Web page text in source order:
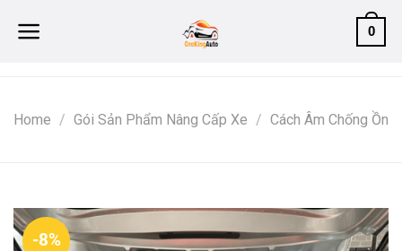
0
Home / Gói Sản Phẩm Nâng Cấp Xe / Cách Âm Chống Ồn
-8%